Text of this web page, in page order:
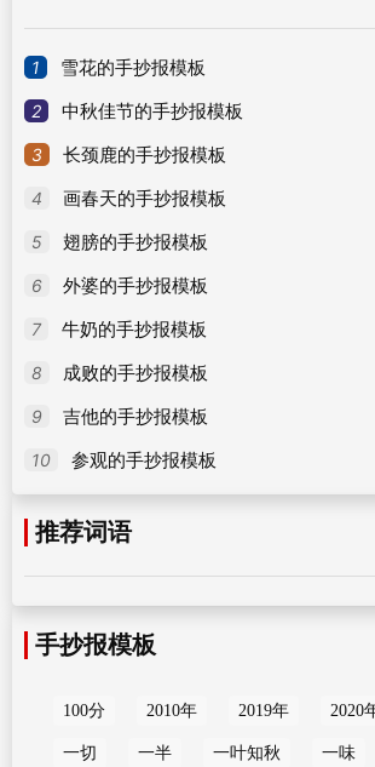
1 雪花的手抄报模板
2 中秋佳节的手抄报模板
3 长颈鹿的手抄报模板
4 画春天的手抄报模板
5 翅膀的手抄报模板
6 外婆的手抄报模板
7 牛奶的手抄报模板
8 成败的手抄报模板
9 吉他的手抄报模板
10 参观的手抄报模板
推荐词语
手抄报模板
100分 2010年 2019年 2020
一切 一半 一叶知秋 一味